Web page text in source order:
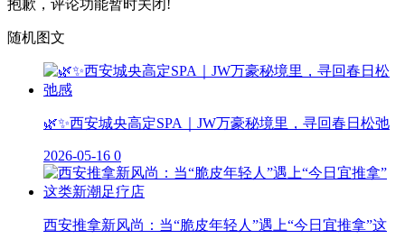
抱歉，评论功能暂时关闭!
随机图文
🌿✨西安城央高定SPA｜JW万豪秘境里，寻回春日松弛
2026-05-16 0
西安推拿新风尚：当“脆皮年轻人”遇上“今日宜推拿”这